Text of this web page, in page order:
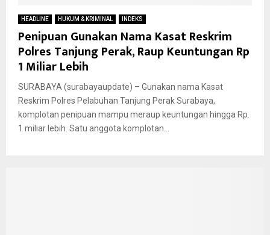
HEADLINE HUKUM & KRIMINAL INDEKS
Penipuan Gunakan Nama Kasat Reskrim
Polres Tanjung Perak, Raup Keuntungan Rp
1 Miliar Lebih
SURABAYA (surabayaupdate) – Gunakan nama Kasat
Reskrim Polres Pelabuhan Tanjung Perak Surabaya,
komplotan penipuan mampu meraup keuntungan hingga Rp.
1 miliar lebih. Satu anggota komplotan...